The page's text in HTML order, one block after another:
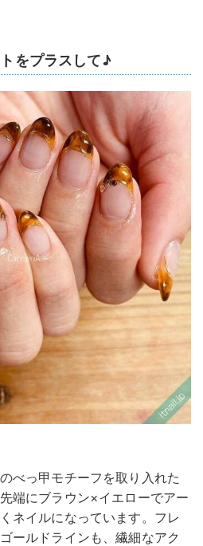
をプラスして♪
べっ甲モチーフを取り入れた
端にブラウン×イエローでアー
ネイルになっています。フレ
ールドラインも、繊細なアク